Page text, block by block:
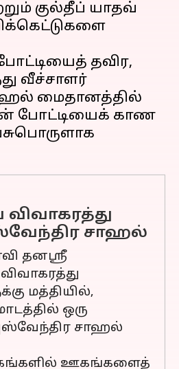
குல்தீப் யாதவ்
தவிர,
வீச்சாளர்
மைதானத்தில்
போட்டியைக் காண
சாஹல்
தனஸ்ரீ
மத்தியில்,
ஒரு
சாஹல்
ஊகங்களைத்